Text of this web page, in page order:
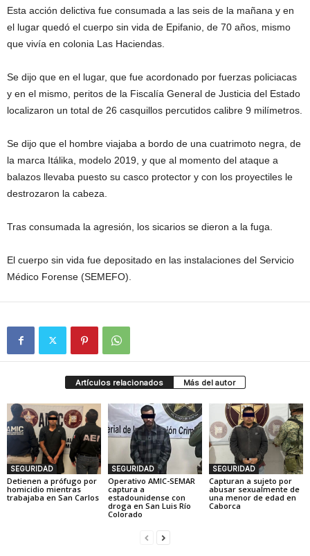
Esta acción delictiva fue consumada a las seis de la mañana y en
el lugar quedó el cuerpo sin vida de Epifanio, de 70 años, mismo
que vivía en colonia Las Haciendas.
Se dijo que en el lugar, que fue acordonado por fuerzas policiacas
y en el mismo, peritos de la Fiscalía General de Justicia del Estado
localizaron un total de 26 casquillos percutidos calibre 9 milímetros.
Se dijo que el hombre viajaba a bordo de una cuatrimoto negra, de
la marca Itálika, modelo 2019, y que al momento del ataque a
balazos llevaba puesto su casco protector y con los proyectiles le
destrozaron la cabeza.
Tras consumada la agresión, los sicarios se dieron a la fuga.
El cuerpo sin vida fue depositado en las instalaciones del Servicio
Médico Forense (SEMEFO).
Artículos relacionados Más del autor
SEGURIDAD
Detienen a prófugo por
homicidio mientras
trabajaba en San Carlos
SEGURIDAD
Operativo AMIC-SEMAR
captura a
estadounidense con
droga en San Luis Río
Colorado
SEGURIDAD
Capturan a sujeto por
abusar sexualmente de
una menor de edad en
Caborca